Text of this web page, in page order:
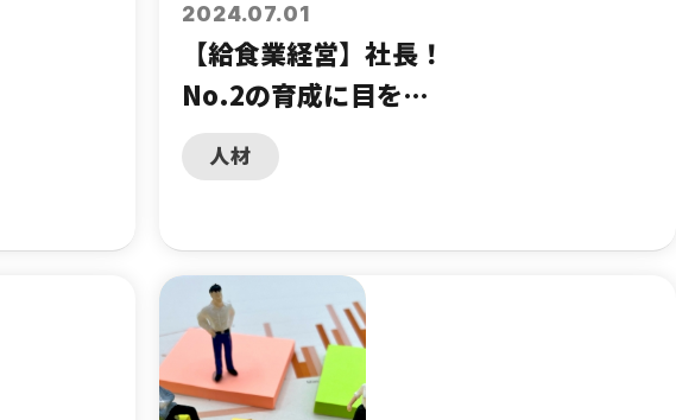
2024.07.01
【給食業経営】社長！
No.2の育成に目を向
けてみませんか？
人材